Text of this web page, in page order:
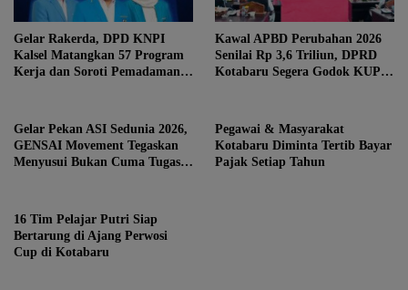
Gelar Rakerda, DPD KNPI
Kalsel Matangkan 57 Program
Kerja dan Soroti Pemadaman
Kawal APBD Perubahan 2026
Senilai Rp 3,6 Triliun, DPRD
Kotabaru Segera Godok KUPA-
Gelar Pekan ASI Sedunia 2026,
GENSAI Movement Tegaskan
Menyusui Bukan Cuma Tugas
Pegawai & Masyarakat
Kotabaru Diminta Tertib Bayar
Pajak Setiap Tahun
16 Tim Pelajar Putri Siap
Bertarung di Ajang Perwosi
Cup di Kotabaru